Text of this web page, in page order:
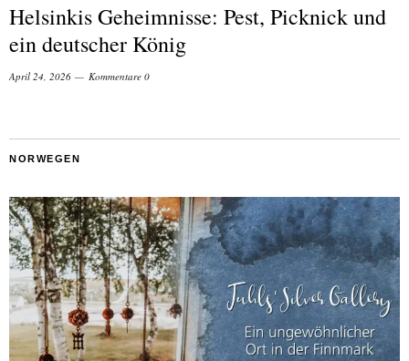
Helsinkis Geheimnisse: Pest, Picknick und
ein deutscher König
April 24, 2026 Kommentare 0
NORWEGEN